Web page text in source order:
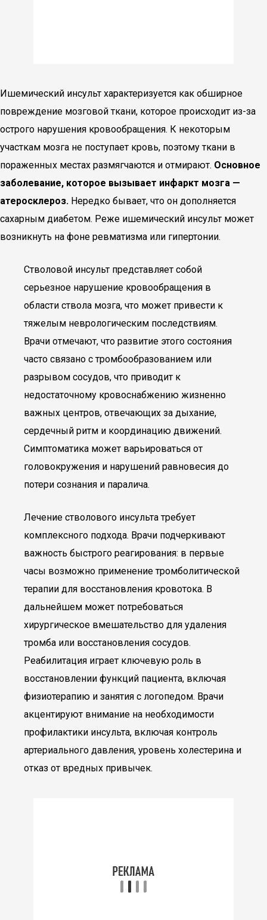
Ишемический инсульт характеризуется как обширное
повреждение мозговой ткани, которое происходит из-за
острого нарушения кровообращения. К некоторым
участкам мозга не поступает кровь, поэтому ткани в
пораженных местах размягчаются и отмирают. Основное
заболевание, которое вызывает инфаркт мозга —
атеросклероз. Нередко бывает, что он дополняется
сахарным диабетом. Реже ишемический инсульт может
возникнуть на фоне ревматизма или гипертонии.
Стволовой инсульт представляет собой
серьезное нарушение кровообращения в
области ствола мозга, что может привести к
тяжелым неврологическим последствиям.
Врачи отмечают, что развитие этого состояния
часто связано с тромбообразованием или
разрывом сосудов, что приводит к
недостаточному кровоснабжению жизненно
важных центров, отвечающих за дыхание,
сердечный ритм и координацию движений.
Симптоматика может варьироваться от
головокружения и нарушений равновесия до
потери сознания и паралича.
Лечение стволового инсульта требует
комплексного подхода. Врачи подчеркивают
важность быстрого реагирования: в первые
часы возможно применение тромболитической
терапии для восстановления кровотока. В
дальнейшем может потребоваться
хирургическое вмешательство для удаления
тромба или восстановления сосудов.
Реабилитация играет ключевую роль в
восстановлении функций пациента, включая
физиотерапию и занятия с логопедом. Врачи
акцентируют внимание на необходимости
профилактики инсульта, включая контроль
артериального давления, уровень холестерина и
отказ от вредных привычек.